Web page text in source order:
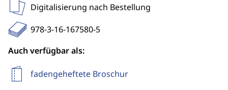
Digitalisierung nach Bestellung
978-3-16-167580-5
Auch verfügbar als:
fadengeheftete Broschur